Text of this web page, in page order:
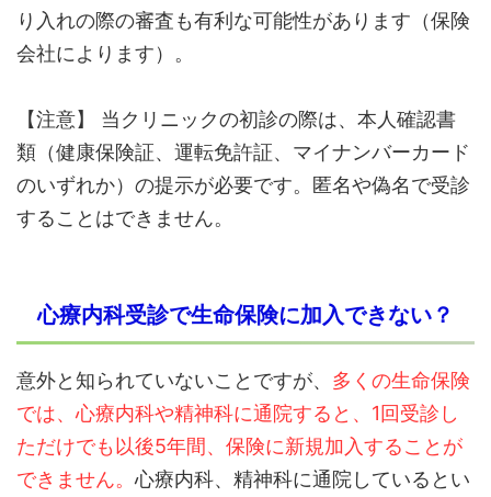
り入れの際の審査も有利な可能性があります（保険
会社によります）。
【注意】 当クリニックの初診の際は、本人確認書
類（健康保険証、運転免許証、マイナンバーカード
のいずれか）の提示が必要です。匿名や偽名で受診
することはできません。
心療内科受診で生命保険に加入できない？
意外と知られていないことですが、 多くの生命保険
では、心療内科や精神科に通院すると、1回受診し
ただけでも以後5年間、保険に新規加入することが
できません。心療内科、精神科に通院しているとい